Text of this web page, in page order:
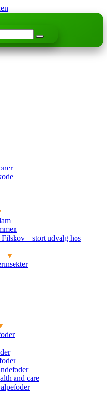
– stort udvalg hos
and care